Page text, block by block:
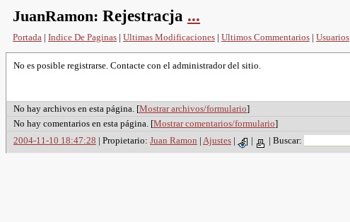
JuanRamon: Rejestracja ...
Portada | Indice De Paginas | Ultimas Modificaciones | Ultimos Commentarios | Usuarios
No es posible registrarse. Contacte con el administrador del sitio.
No hay archivos en esta página. [Mostrar archivos/formulario]
No hay comentarios en esta página. [Mostrar comentarios/formulario]
2004-11-10 18:47:28 | Propietario: Juan Ramon | Ajustes | | | Buscar: